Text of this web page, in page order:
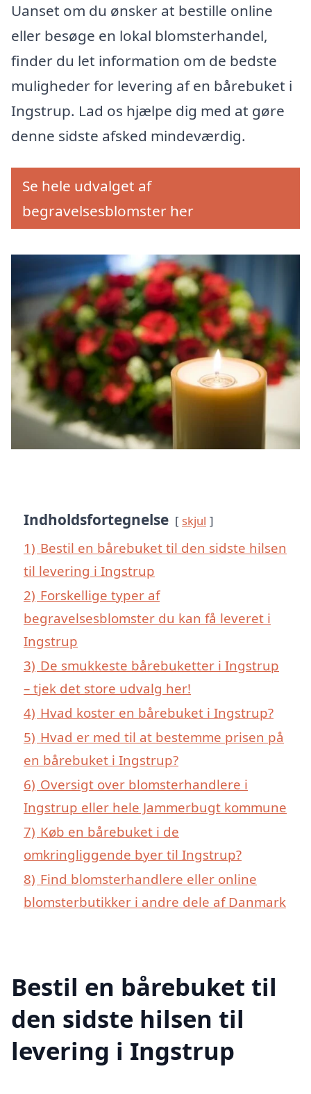
Uanset om du ønsker at bestille online
eller besøge en lokal blomsterhandel,
finder du let information om de bedste
muligheder for levering af en bårebuket i
Ingstrup. Lad os hjælpe dig med at gøre
denne sidste afsked mindeværdig.
Se hele udvalget af
begravelsesblomster her
Indholdsfortegnelse skjul
1) Bestil en bårebuket til den sidste hilsen
til levering i Ingstrup
2) Forskellige typer af
begravelsesblomster du kan få leveret i
Ingstrup
3) De smukkeste bårebuketter i Ingstrup
– tjek det store udvalg her!
4) Hvad koster en bårebuket i Ingstrup?
5) Hvad er med til at bestemme prisen på
en bårebuket i Ingstrup?
6) Oversigt over blomsterhandlere i
Ingstrup eller hele Jammerbugt kommune
7) Køb en bårebuket i de
omkringliggende byer til Ingstrup?
8) Find blomsterhandlere eller online
blomsterbutikker i andre dele af Danmark
Bestil en bårebuket til
den sidste hilsen til
levering i Ingstrup